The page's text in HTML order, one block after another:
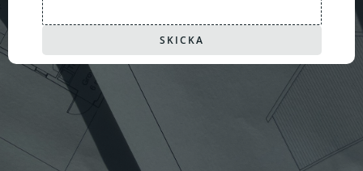
SKICKA